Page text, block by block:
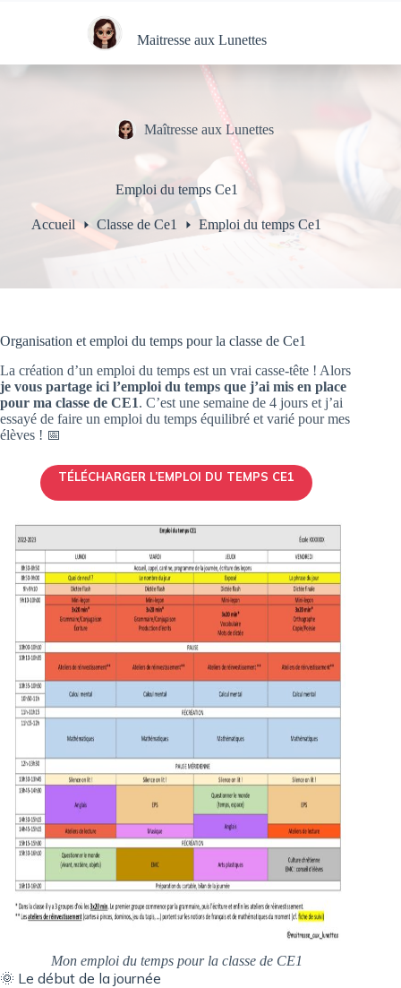
Maitresse aux Lunettes
Maîtresse aux Lunettes
Emploi du temps Ce1
Accueil Classe de Ce1 Emploi du temps Ce1
Organisation et emploi du temps pour la classe de Ce1
La création d’un emploi du temps est un vrai casse-tête ! Alors
je vous partage ici l’emploi du temps que j’ai mis en place
pour ma classe de CE1. C’est une semaine de 4 jours et j’ai
essayé de faire un emploi du temps équilibré et varié pour mes
élèves ! 📅
TÉLÉCHARGER L’EMPLOI DU TEMPS CE1
Mon emploi du temps pour la classe de CE1
🌞 Le début de la journée